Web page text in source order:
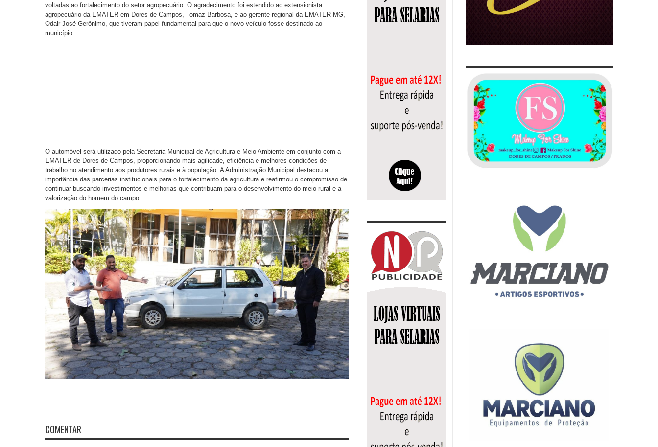
voltadas ao fortalecimento do setor agropecuário. O agradecimento foi estendido ao extensionista
agropecuário da EMATER em Dores de Campos, Tomaz Barbosa, e ao gerente regional da EMATER-MG,
Odair José Gerônimo, que tiveram papel fundamental para que o novo veículo fosse destinado ao
município.
O automóvel será utilizado pela Secretaria Municipal de Agricultura e Meio Ambiente em conjunto com a
EMATER de Dores de Campos, proporcionando mais agilidade, eficiência e melhores condições de
trabalho no atendimento aos produtores rurais e à população. A Administração Municipal destacou a
importância das parcerias institucionais para o fortalecimento da agricultura e reafirmou o compromisso de
continuar buscando investimentos e melhorias que contribuam para o desenvolvimento do meio rural e a
valorização do homem do campo.
COMENTAR